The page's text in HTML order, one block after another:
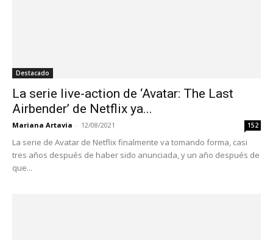
Destacado
La serie live-action de ‘Avatar: The Last
Airbender’ de Netflix ya...
Mariana Artavia - 12/08/2021 152
La serie de Avatar de Netflix finalmente va tomando forma, casi
tres años después de haber sido anunciada, y un año después de
que...